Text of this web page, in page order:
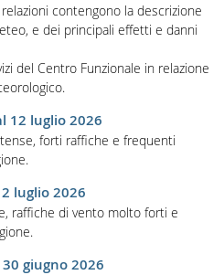
contengono la descrizione
e dei principali effetti e danni
del Centro Funzionale in relazione
12 luglio 2026
forti raffiche e frequenti
luglio 2026
raffiche di vento molto forti e
giugno 2026